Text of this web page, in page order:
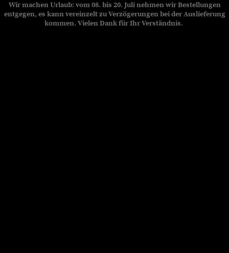
Wir machen Urlaub: vom 08. bis 20. Juli nehmen wir Bestellungen
entgegen, es kann vereinzelt zu Verzögerungen bei der Auslieferung
kommen. Vielen Dank für Ihr Verständnis.